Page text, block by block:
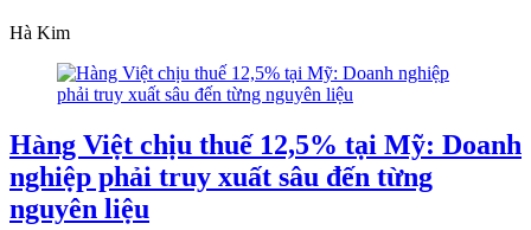
Hà Kim
Hàng Việt chịu thuế 12,5% tại Mỹ: Doanh
nghiệp phải truy xuất sâu đến từng
nguyên liệu